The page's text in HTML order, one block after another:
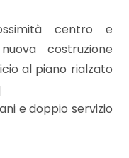
centro e
costruzione
al piano rialzato
e doppio servizio